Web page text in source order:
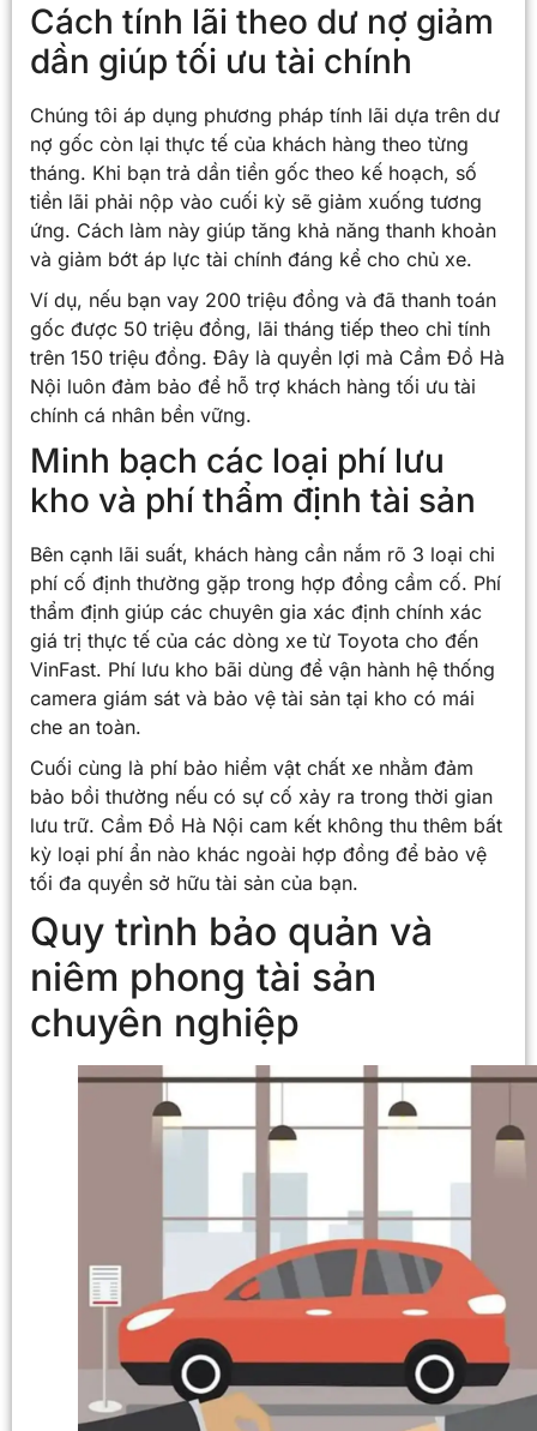
Cách tính lãi theo dư nợ giảm
dần giúp tối ưu tài chính
Chúng tôi áp dụng phương pháp tính lãi dựa trên dư
nợ gốc còn lại thực tế của khách hàng theo từng
tháng. Khi bạn trả dần tiền gốc theo kế hoạch, số
tiền lãi phải nộp vào cuối kỳ sẽ giảm xuống tương
ứng. Cách làm này giúp tăng khả năng thanh khoản
và giảm bớt áp lực tài chính đáng kể cho chủ xe.
Ví dụ, nếu bạn vay 200 triệu đồng và đã thanh toán
gốc được 50 triệu đồng, lãi tháng tiếp theo chỉ tính
trên 150 triệu đồng. Đây là quyền lợi mà Cầm Đồ Hà
Nội luôn đảm bảo để hỗ trợ khách hàng tối ưu tài
chính cá nhân bền vững.
Minh bạch các loại phí lưu
kho và phí thẩm định tài sản
Bên cạnh lãi suất, khách hàng cần nắm rõ 3 loại chi
phí cố định thường gặp trong hợp đồng cầm cố. Phí
thẩm định giúp các chuyên gia xác định chính xác
giá trị thực tế của các dòng xe từ Toyota cho đến
VinFast. Phí lưu kho bãi dùng để vận hành hệ thống
camera giám sát và bảo vệ tài sản tại kho có mái
che an toàn.
Cuối cùng là phí bảo hiểm vật chất xe nhằm đảm
bảo bồi thường nếu có sự cố xảy ra trong thời gian
lưu trữ. Cầm Đồ Hà Nội cam kết không thu thêm bất
kỳ loại phí ẩn nào khác ngoài hợp đồng để bảo vệ
tối đa quyền sở hữu tài sản của bạn.
Quy trình bảo quản và
niêm phong tài sản
chuyên nghiệp